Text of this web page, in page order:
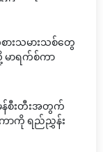
ားသမားသစ်တွေ
မာရက်စ်ကာ
န်စီးတီးအတွက်
ာကို ရည်ညွှန်း